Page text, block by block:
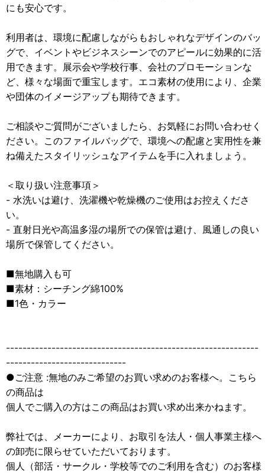
にも安心です。
利用者は、環境に配慮しながらもおしゃれなデザインのバッ
グで、イベントやビジネスシーンでのアピールに効果的に活
用できます。展示会や学校行事、会社のプロモーションな
ど、様々な場面で重宝します。エコ素材の使用により、企業
や団体のイメージアップも期待できます。
ご相談やご質問がございましたら、お気軽にお問い合わせく
ださい。このファイルバッグで、環境への配慮と実用性を兼
ね備えたスタイリッシュなアイテムを手に入れましょう。
＜取り扱い注意事項＞
- 水洗いは避け、洗濯機や乾燥機のご使用はお控えくださ
い。
- 直射日光や高温多湿の場所での保管は避け、風通しの良い
場所で保管してください。
■無地購入も可
■素材：シーチング綿100%
■1色・カラー
-------------------------------------------------------------
-----------------------------
●ご注意 :無地のみご希望のお買い求めのお客様へ。こちら
の商品は
個人でご購入の方はこの商品はお買い求め出来かねます。
弊社では、メーカーにより、お取引を法人・個人事業主様へ
の卸売に限らせていただいております。
個人（部活・サークル・学校等でのご利用を含む）のお客様